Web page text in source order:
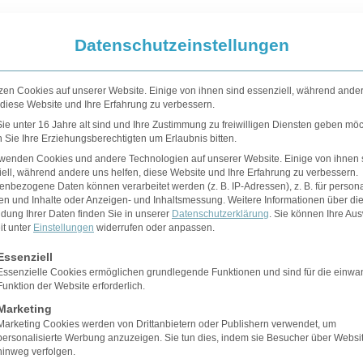
Lips: Der anhaltende Trend für
Datenschutzeinstellungen
Cookies auf unserer Website. Einige von ihnen sind essenziell, während
Website und Ihre Erfahrung zu verbessern.
unter 16 Jahre alt sind und Ihre Zustimmung zu freiwilligen Diensten geben
Sie Ihre Erziehungsberechtigten um Erlaubnis bitten.
Cookies und andere Technologien auf unserer Website. Einige von ihnen
während andere uns helfen, diese Website und Ihre Erfahrung zu verbessern.
Daten können verarbeitet werden (z. B. IP-Adressen), z. B. für
und Inhalte oder Anzeigen- und Inhaltsmessung. Weitere Informationen über die
Ihrer Daten finden Sie in unserer Datenschutzerklärung. Sie können Ihre
unter Einstellungen widerrufen oder anpassen.
eine Liste der Service-Gruppen, für die eine Einwilligung erteilt
Cookies ermöglichen grundlegende Funktionen und sind für die
der Website erforderlich.
Cookies werden von Drittanbietern oder Publishern verwendet, um
Werbung anzuzeigen. Sie tun dies, indem sie Besucher über
verfolgen.